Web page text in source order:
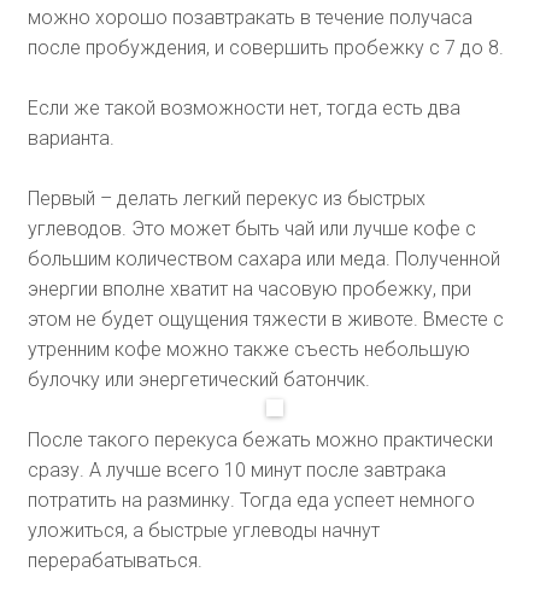
можно хорошо позавтракать в течение получаса
после пробуждения, и совершить пробежку с 7 до 8.
Если же такой возможности нет, тогда есть два
варианта.
Первый – делать легкий перекус из быстрых
углеводов. Это может быть чай или лучше кофе с
большим количеством сахара или меда. Полученной
энергии вполне хватит на часовую пробежку, при
этом не будет ощущения тяжести в животе. Вместе с
утренним кофе можно также съесть небольшую
булочку или энергетический батончик.
После такого перекуса бежать можно практически
сразу. А лучше всего 10 минут после завтрака
потратить на разминку. Тогда еда успеет немного
уложиться, а быстрые углеводы начнут
перерабатываться.